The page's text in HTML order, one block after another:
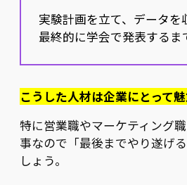
実験計画を立て、データを
最終的に学会で発表するま
こうした人材は企業にとって魅
特に営業職やマーケティング
事なので「最後までやり遂げ
しょう。